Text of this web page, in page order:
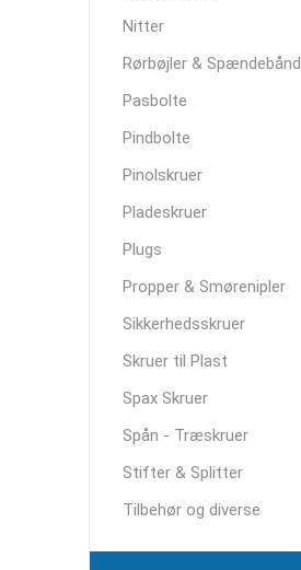
Nitter
Rørbøjler & Spændebånd
Pasbolte
Pindbolte
Pinolskruer
Pladeskruer
Plugs
Propper & Smørenipler
Sikkerhedsskruer
Skruer til Plast
Spax Skruer
Spån - Træskruer
Stifter & Splitter
Tilbehør og diverse